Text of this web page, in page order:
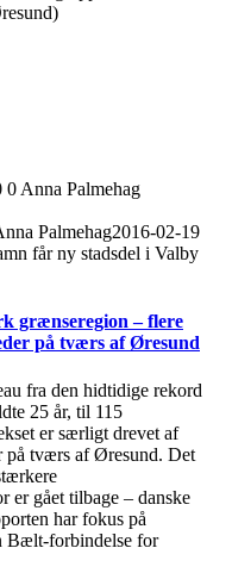
0 Anna Palmehag
Palmehag2016-02-19
får ny stadsdel i Valby
grænseregion – flere
på tværs af Øresund
fra den hidtidige rekord
25 år, til 115
er særligt drevet af
på tværs af Øresund. Det
er gået tilbage – danske
har fokus på
Bælt-forbindelse for